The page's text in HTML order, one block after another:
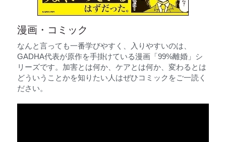
漫画・コミック
なんと言っても一番学びやすく、入りやすいのは、
GADHA代表が原作を手掛けている漫画「99%離婚」シ
リーズです。加害とは何か、ケアとは何か、変わるとは
どういうことかを知りたい人はぜひコミックをご一読く
ださい。